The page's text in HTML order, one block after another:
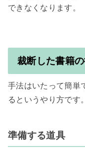
できなくなります。
裁断した書籍
手法はいたって簡単
るというやり方です。
準備する道具